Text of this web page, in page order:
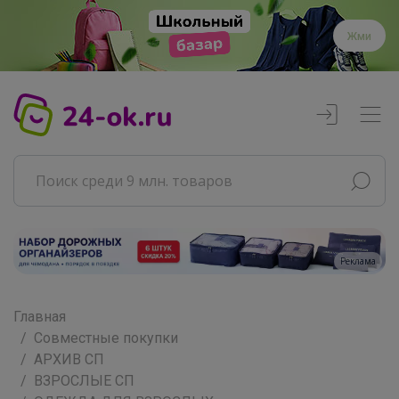
Жми
Реклама
Главная
Совместные покупки
АРХИВ СП
ВЗРОСЛЫЕ СП